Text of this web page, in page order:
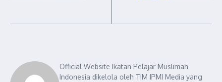
Official Website Ikatan Pelajar Muslimah
Indonesia dikelola oleh TIM IPMI Media yang